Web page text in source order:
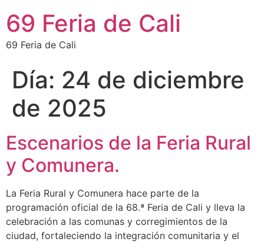
69 Feria de Cali
69 Feria de Cali
Día: 24 de diciembre
de 2025
Escenarios de la Feria Rural
y Comunera.
La Feria Rural y Comunera hace parte de la
programación oficial de la 68.ª Feria de Cali y lleva la
celebración a las comunas y corregimientos de la
ciudad, fortaleciendo la integración comunitaria y el